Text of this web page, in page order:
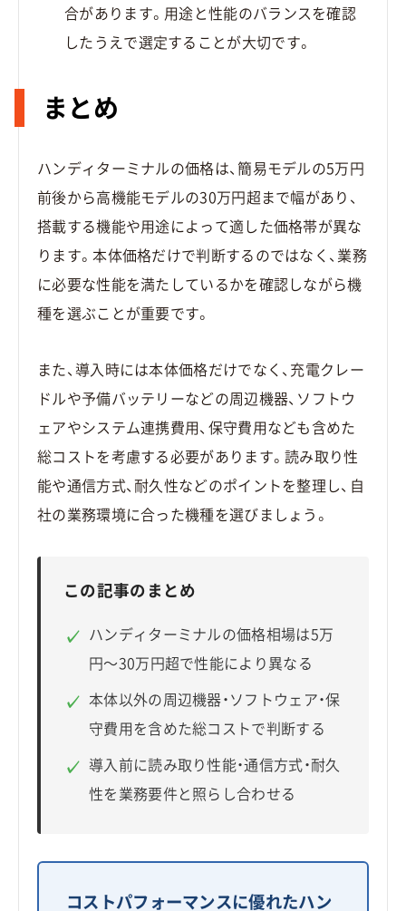
合があります。用途と性能のバランスを確認
したうえで選定することが大切です。
まとめ
ハンディターミナルの価格は、簡易モデルの5万円
前後から高機能モデルの30万円超まで幅があり、
搭載する機能や用途によって適した価格帯が異な
ります。本体価格だけで判断するのではなく、業務
に必要な性能を満たしているかを確認しながら機
種を選ぶことが重要です。
また、導入時には本体価格だけでなく、充電クレー
ドルや予備バッテリーなどの周辺機器、ソフトウ
ェアやシステム連携費用、保守費用なども含めた
総コストを考慮する必要があります。読み取り性
能や通信方式、耐久性などのポイントを整理し、自
社の業務環境に合った機種を選びましょう。
この記事のまとめ
✓
ハンディターミナルの価格相場は5万
円〜30万円超で性能により異なる
✓
本体以外の周辺機器・ソフトウェア・保
守費用を含めた総コストで判断する
✓
導入前に読み取り性能・通信方式・耐久
性を業務要件と照らし合わせる
コストパフォーマンスに優れたハン